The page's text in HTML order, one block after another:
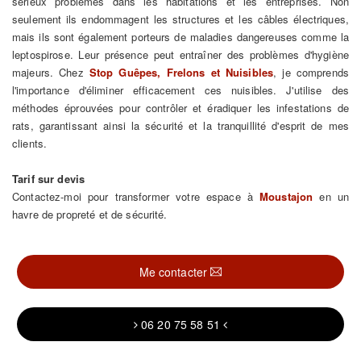
seulement ils endommagent les structures et les câbles électriques,
mais ils sont également porteurs de maladies dangereuses comme la
leptospirose. Leur présence peut entraîner des problèmes d'hygiène
majeurs. Chez Stop Guêpes, Frelons et Nuisibles, je comprends
l'importance d'éliminer efficacement ces nuisibles. J'utilise des
méthodes éprouvées pour contrôler et éradiquer les infestations de
rats, garantissant ainsi la sécurité et la tranquillité d'esprit de mes
clients.
Tarif sur devis
Contactez-moi pour transformer votre espace àMoustajon en un
havre de propreté et de sécurité.
Me contacter
06 20 75 58 51